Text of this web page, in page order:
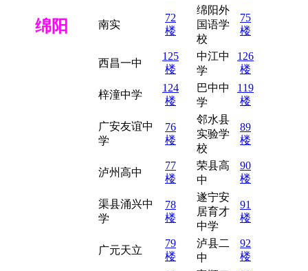
绵阳 南实
72
楼
绵阳外
国语学
校
75
楼
西昌一中
125
楼
中江中
学
126
楼
梓潼中学
124
楼
巴中中
学
119
楼
广安友谊中
学
76
楼
邻水县
实验学
校
89
楼
泸州高中
77
楼
荣县高
中
90
楼
渠县涌兴中
学
78
楼
遂宁安
居育才
中学
91
楼
广元天立
79
楼
泸县二
中
92
楼